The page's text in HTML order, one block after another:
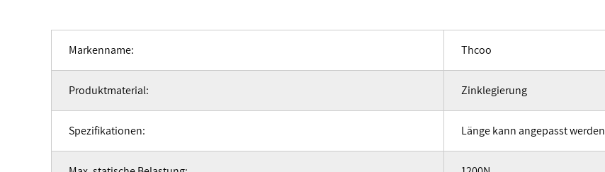
Markenname: Thcoo
Produktmaterial: Zinklegierung
Spezifikationen: Länge kann angepasst werden